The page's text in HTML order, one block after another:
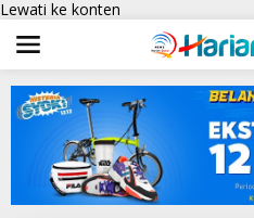
Lewati ke konten